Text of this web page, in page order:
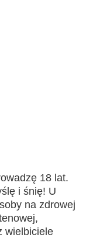
18 lat.
i śnię! U
na zdrowej
wielbiciele